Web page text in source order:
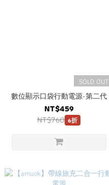
SOLD OUT
數位顯示口袋行動電源-第二代
NT$459
NT$760 6折